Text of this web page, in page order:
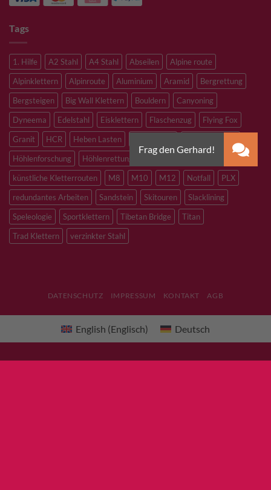
Tags
1. Hilfe A2 Stahl A4 Stahl Abseilen
Alpine route
Alpinklettern
Alpinroute Aluminium Aramid
Bergrettung
Bergsteigen
Big Wall Klettern Bouldern
Canyoning
Dyneema
Edelstahl Eisklettern Flaschenzug
Flying Fox
Granit
HCR Heben Lasten
Höhlenforschung
Höhlenrettung
Kletterhalle
künstliche Kletterrouten
M8 M10 M12 Notfall
PLX
redundantes Arbeiten
Sandstein Skitouren
Slacklining
Speleologie
Sportklettern Tibetan Bridge
Titan
Trad Klettern
verzinkter Stahl
DATENSCHUTZ IMPRESSUM KONTAKT AGB
English (Englisch) Deutsch